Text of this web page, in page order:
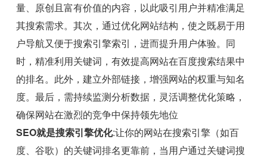
量、原创且富有价值的内容，以此吸引用户并精准满足
其搜索需求。其次，通过优化网站结构，使之既易于用
户导航又便于搜索引擎索引，进而提升用户体验。同
时，精准利用关键词，有效提高网站在百度搜索结果中
的排名。此外，建立外部链接，增强网站的权重与知名
度。最后，需持续监测分析数据，灵活调整优化策略，
确保网站在激烈的竞争中保持领先地位
SEO就是搜索引擎优化:让你的网站在搜索引擎（如百
度、谷歌）的关键词排名更靠前，当用户通过关键词搜